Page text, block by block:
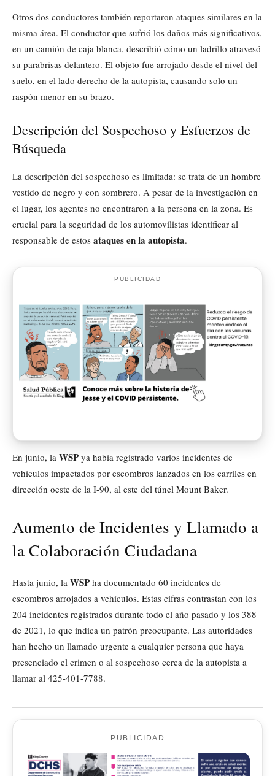
Otros dos conductores también reportaron ataques similares en la
misma área. El conductor que sufrió los daños más significativos,
en un camión de caja blanca, describió cómo un ladrillo atravesó
su parabrisas delantero. El objeto fue arrojado desde el nivel del
suelo, en el lado derecho de la autopista, causando solo un
raspón menor en su brazo.
Descripción del Sospechoso y Esfuerzos de
Búsqueda
La descripción del sospechoso es limitada: se trata de un hombre
vestido de negro y con sombrero. A pesar de la investigación en
el lugar, los agentes no encontraron a la persona en la zona. Es
crucial para la seguridad de los automovilistas identificar al
responsable de estos ataques en la autopista.
PUBLICIDAD
En junio, la WSP ya había registrado varios incidentes de
vehículos impactados por escombros lanzados en los carriles en
dirección oeste de la I-90, al este del túnel Mount Baker.
Aumento de Incidentes y Llamado a
la Colaboración Ciudadana
Hasta junio, la WSP ha documentado 60 incidentes de
escombros arrojados a vehículos. Estas cifras contrastan con los
204 incidentes registrados durante todo el año pasado y los 388
de 2021, lo que indica un patrón preocupante. Las autoridades
han hecho un llamado urgente a cualquier persona que haya
presenciado el crimen o al sospechoso cerca de la autopista a
llamar al 425-401-7788.
PUBLICIDAD